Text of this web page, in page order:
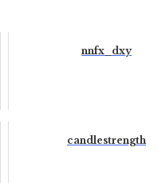
nnfx_dxy
candlestrength